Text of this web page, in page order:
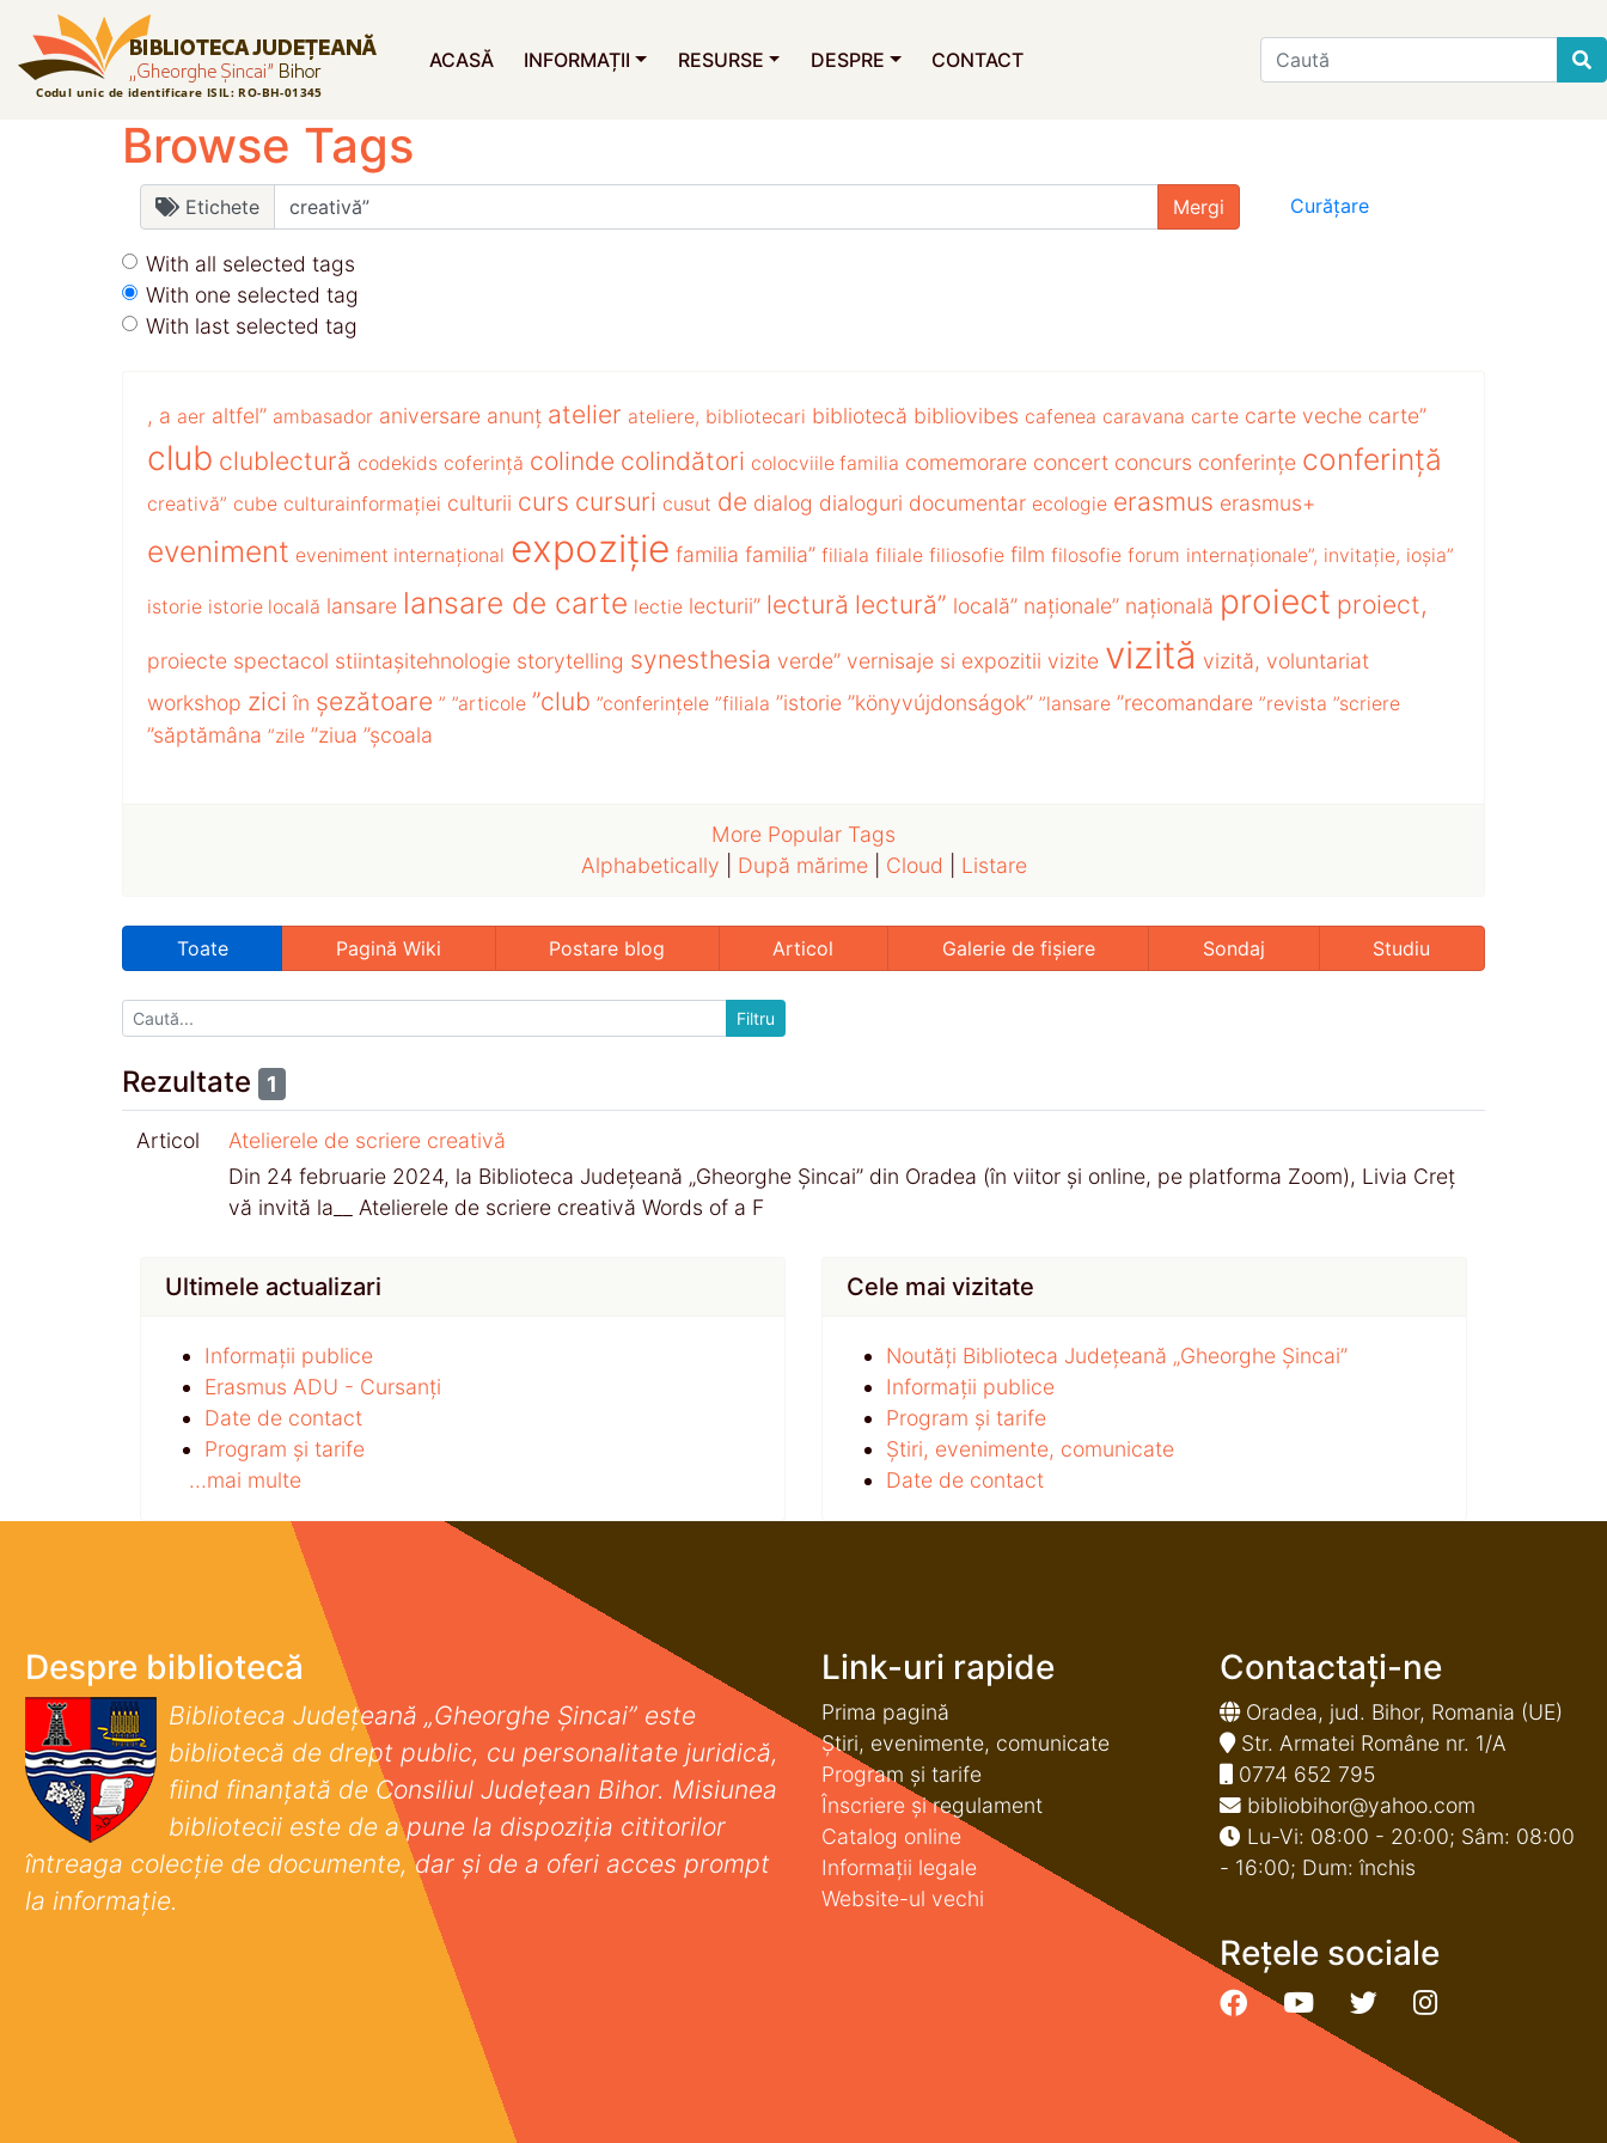
ACASĂ INFORMAȚII RESURSE DESPRE CONTACT
Find
Browse Tags
Etichete Curățare
With all selected tags
With one selected tag
With last selected tag
, a aer altfel” ambasador aniversare anunț atelier ateliere, bibliotecari bibliotecă bibliovibes cafenea caravana carte carte veche carte”
club clublectură codekids coferință colinde colindători colocviile familia comemorare concert concurs conferințe conferință
creativă” cube culturainformației culturii curs cursuri cusut de dialog dialoguri documentar ecologie erasmus erasmus+
eveniment eveniment internațional expoziție familia familia” filiala filiale filiosofie film filosofie forum internaționale”, invitație, ioșia”
istorie istorie locală lansare lansare de carte lectie lecturii” lectură lectură” locală” naționale” națională proiect proiect,
proiecte spectacol stiintașitehnologie storytelling synesthesia verde” vernisaje si expozitii vizite vizită vizită, voluntariat
workshop zici în șezătoare ” ”articole ”club ”conferințele ”filiala ”istorie ”könyvújdonságok” ”lansare ”recomandare ”revista ”scriere
”săptămâna ”zile ”ziua ”școala
More Popular Tags
Alphabetically
După mărime| Cloud Listare
Toate Pagină Wiki Postare blog Articol Galerie de fișiere Sondaj Studiu
Rezultate 1
Articol
Atelierele de scriere creativă
Din 24 februarie 2024, la Biblioteca Județeană „Gheorghe Șincai” din Oradea (în viitor și online, pe platforma Zoom), Livia Creț
vă invită la__ Atelierele de scriere creativă Words of a F
Ultimele actualizari
Informații publice
Erasmus ADU - Cursanți
Date de contact
Program și tarife
...mai multe
Cele mai vizitate
Noutăți Biblioteca Județeană „Gheorghe Șincai”
Informații publice
Program și tarife
Știri, evenimente, comunicate
Date de contact
Despre bibliotecă
Biblioteca Județeană „Gheorghe Șincai” este
bibliotecă de drept public, cu personalitate juridică,
fiind finanţată de Consiliul Judeţean Bihor. Misiunea
bibliotecii este de a pune la dispoziţia cititorilor
întreaga colecţie de documente, dar şi de a oferi acces prompt
la informaţie.
Link-uri rapide
Prima pagină
Știri, evenimente, comunicate
Program și tarife
Înscriere și regulament
Catalog online
Informații legale
Website-ul vechi
Contactați-ne
Oradea, jud. Bihor, Romania (UE)
Str. Armatei Române nr. 1/A
0774 652 795
bibliobihor@yahoo.com
Lu-Vi: 08:00 - 20:00; Sâm: 08:00
- 16:00; Dum: închis
Rețele sociale